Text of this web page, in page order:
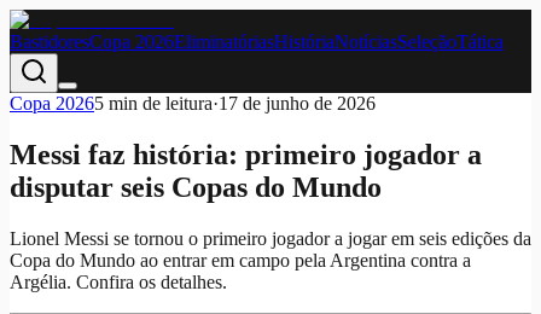
BastidoresCopa 2026EliminatóriasHistóriaNotíciasSeleçãoTática
Copa 20265 min de leitura·17 de junho de 2026
Messi faz história: primeiro jogador a
disputar seis Copas do Mundo
Lionel Messi se tornou o primeiro jogador a jogar em seis edições da
Copa do Mundo ao entrar em campo pela Argentina contra a
Argélia. Confira os detalhes.